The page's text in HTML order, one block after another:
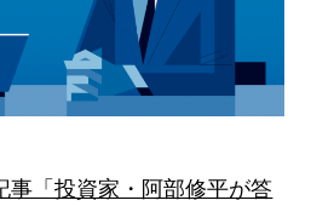
事「投資家・阿部修平が答